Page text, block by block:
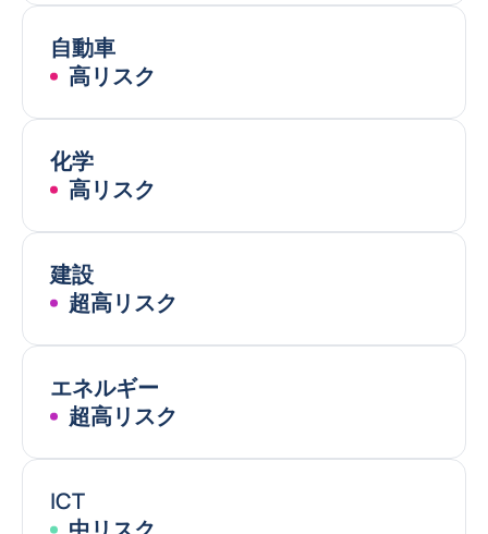
自動車
高リスク
化学
高リスク
建設
超高リスク
エネルギー
超高リスク
ICT